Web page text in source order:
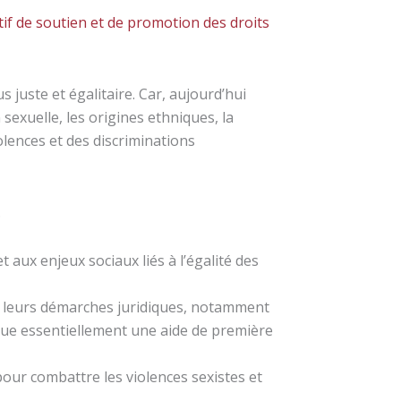
de soutien et de promotion des droits
juste et égalitaire. Car, aujourd’hui
les origines ethniques, la
et des discriminations
enjeux sociaux liés à l’égalité des
démarches juridiques, notamment
essentiellement une aide de première
combattre les violences sexistes et